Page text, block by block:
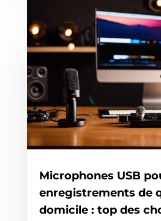
Microphones USB
enregistrements de
domicile : top des